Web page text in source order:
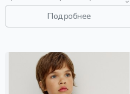
удлиненные, длинные, длинный
рукав, застежка, школа,
свободные, карман, воротник,
девочки, дети
Подробнее